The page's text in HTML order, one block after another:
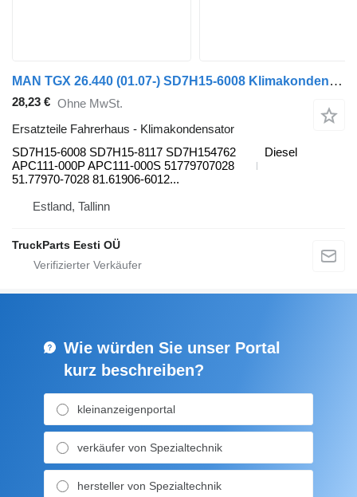
MAN TGX 26.440 (01.07-) SD7H15-6008 Klimakondensator für MAN TGL, TGM, TGS, TGX (2005-2021) Sattelzugmaschine
28,23 € Ohne MwSt.
Ersatzteile Fahrerhaus - Klimakondensator
SD7H15-6008 SD7H15-8117 SD7H154762
APC111-000P APC111-000S 51779707028
51.77970-7028 81.61906-6012...
Diesel
Estland, Tallinn
TruckParts Eesti OÜ
Wie würden Sie unser Portal
kurz beschreiben?
kleinanzeigenportal
verkäufer von Spezialtechnik
hersteller von Spezialtechnik